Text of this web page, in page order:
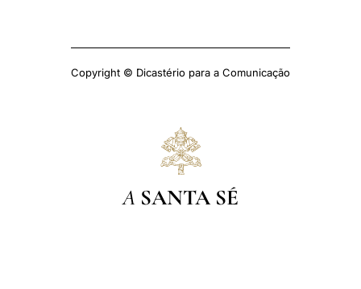
Copyright © Dicastério para a Comunicação
A SANTA SÉ